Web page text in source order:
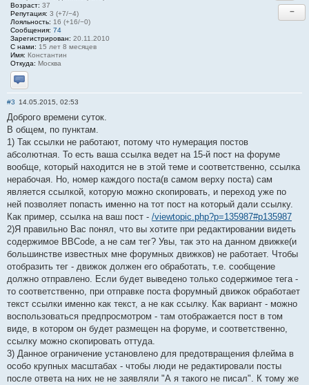
Возраст: 37
Репутация: 3 (+7/−4)
Лояльность: 16 (+16/−0)
Сообщения: 74
Зарегистрирован: 20.11.2010
С нами: 15 лет 8 месяцев
Имя: Константин
Откуда: Москва
Отправить личное сообщение
−
#3 14.05.2015, 02:53
Доброго времени суток.
В общем, по пунктам.
1) Так ссылки не работают, потому что нумерация постов
абсолютная. То есть ваша ссылка ведет на 15-й пост на форуме
вообще, который находится не в этой теме и соответственно, ссылка
нерабочая. Но, номер каждого поста(в самом верху поста) сам
является ссылкой, которую можно скопировать, и переход уже по
ней позволяет попасть именно на тот пост на который дали ссылку.
Как пример, ссылка на ваш пост - /viewtopic.php?p=135987#p135987
2)Я правильно Вас понял, что вы хотите при редактировании видеть
содержимое BBCode, а не сам тег? Увы, так это на данном движке(и
большинстве известных мне форумных движков) не работает. Чтобы
отобразить тег - движок должен его обработать, т.е. сообщение
должно отправлено. Если будет выведено только содержимое тега -
то соответственно, при отправке поста форумный движок обработает
текст ссылки именно как текст, а не как ссылку. Как вариант - можно
воспользоваться предпросмотром - там отображается пост в том
виде, в котором он будет размещен на форуме, и соответственно,
ссылку можно скопировать оттуда.
3) Данное ограничение установлено для предотвращения флейма в
особо крупных масштабах - чтобы люди не редактировали посты
после ответа на них не не заявляли "А я такого не писал". К тому же